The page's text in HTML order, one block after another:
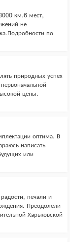
км.6 мест,
не
по
природных успех
цены.
оптима. В
написать
или
печали и
Преодолели
Харьковской